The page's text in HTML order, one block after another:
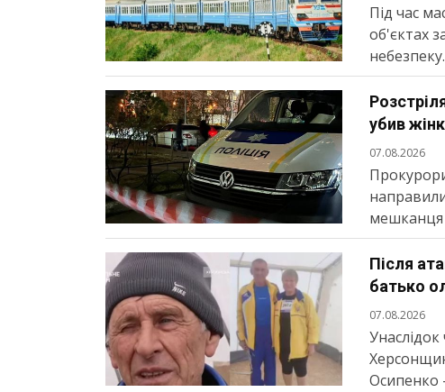
Під час
об'єктах
убив
07.08.2026
мешканця
Після
батько
07.08.2026
Осипенко